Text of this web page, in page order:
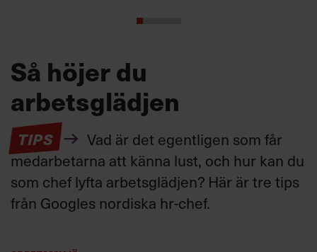
Så höjer du
arbetsglädjen
TIPS
Vad är det egentligen som får
medarbetarna att känna lust, och hur kan du
som chef lyfta arbetsglädjen? Här är tre tips
från Googles nordiska hr-chef.